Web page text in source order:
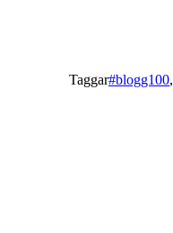
Taggar#blogg100,